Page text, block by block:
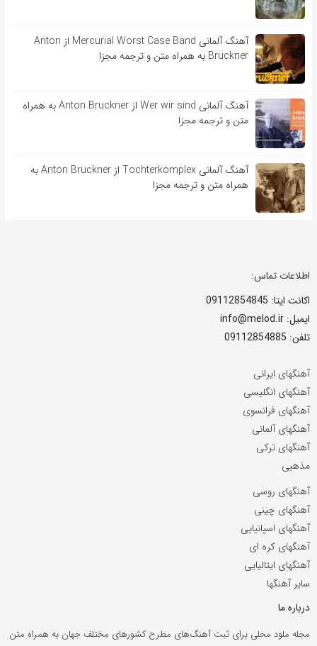
آهنگ آلمانی Mercurial Worst Case Band از Anton
Bruckner به همراه متن و ترجمه مجزا
آهنگ آلمانی Wer wir sind از Anton Bruckner به همراه
متن و ترجمه مجزا
آهنگ آلمانی Tochterkomplex از Anton Bruckner به
همراه متن و ترجمه مجزا
اطلاعات تماس:
اکانت ایتا: 09112854845
ایمیل: info@melod.ir
تلفن: 09112854885
آهنگهای ایرانی
آهنگهای انگلیسی
آهنگهای فرانسوی
آهنگهای آلمانی
آهنگهای ترکی
مذهبی
آهنگهای روسی
آهنگهای چینی
آهنگهای اسپانیایی
آهنگهای کره ای
آهنگهای ایتالیایی
سایر آهنگها
درباره ما
مجله ملود محلی برای ثبت آهنگ‌های مطرح کشورهای مختلف جهان به همراه متن